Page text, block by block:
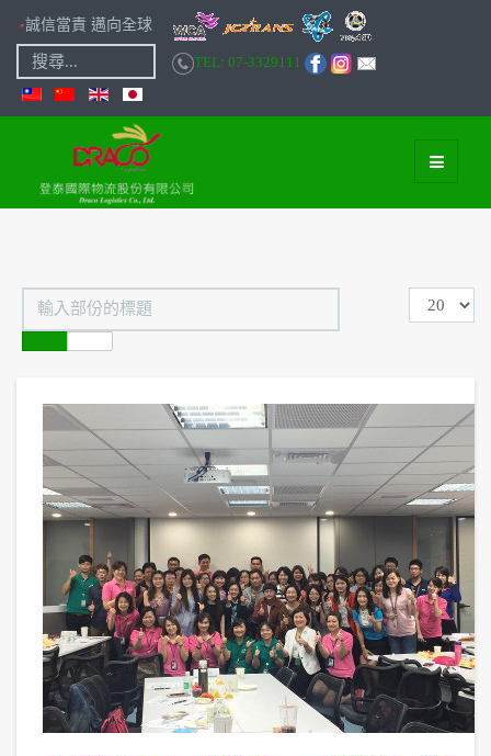
誠信當責 邁向全球
尋...
TEL: 07-3329111
入
部
示